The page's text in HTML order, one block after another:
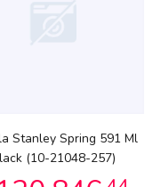
Stanley Spring 591 Ml
(10-21048-257)